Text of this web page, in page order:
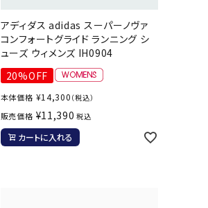
アディダス adidas スーパーノヴァ
コンフォートグライド ランニング シ
ューズ ウィメンズ IH0904
20%OFF
本体価格 ¥14,300 （税込）
販売価格 ¥11,390 税込
カートに入れる